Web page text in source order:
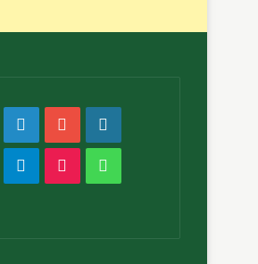
LinkedInYouTube
TelegramTikTok